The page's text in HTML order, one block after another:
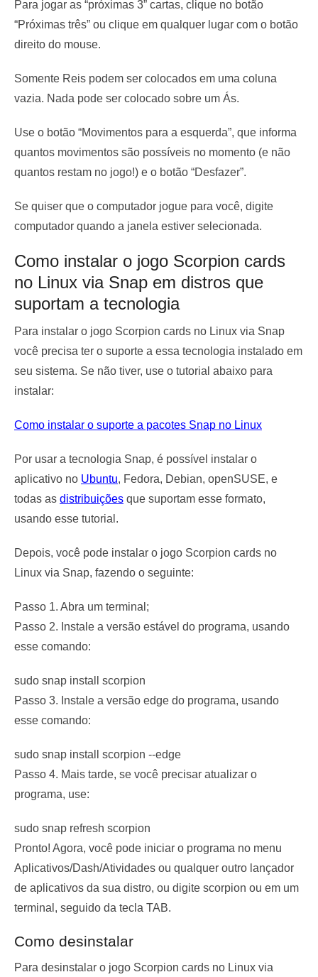
Para jogar as “próximas 3” cartas, clique no botão
“Próximas três” ou clique em qualquer lugar com o botão
direito do mouse.
Somente Reis podem ser colocados em uma coluna
vazia. Nada pode ser colocado sobre um Ás.
Use o botão “Movimentos para a esquerda”, que informa
quantos movimentos são possíveis no momento (e não
quantos restam no jogo!) e o botão “Desfazer”.
Se quiser que o computador jogue para você, digite
computador quando a janela estiver selecionada.
Como instalar o jogo Scorpion cards
no Linux via Snap em distros que
suportam a tecnologia
Para instalar o jogo Scorpion cards no Linux via Snap
você precisa ter o suporte a essa tecnologia instalado em
seu sistema. Se não tiver, use o tutorial abaixo para
instalar:
Como instalar o suporte a pacotes Snap no Linux
Por usar a tecnologia Snap, é possível instalar o
aplicativo no Ubuntu, Fedora, Debian, openSUSE, e
todas as distribuições que suportam esse formato,
usando esse tutorial.
Depois, você pode instalar o jogo Scorpion cards no
Linux via Snap, fazendo o seguinte:
Passo 1. Abra um terminal;
Passo 2. Instale a versão estável do programa, usando
esse comando:
sudo snap install scorpion
Passo 3. Instale a versão edge do programa, usando
esse comando:
sudo snap install scorpion --edge
Passo 4. Mais tarde, se você precisar atualizar o
programa, use:
sudo snap refresh scorpion
Pronto! Agora, você pode iniciar o programa no menu
Aplicativos/Dash/Atividades ou qualquer outro lançador
de aplicativos da sua distro, ou digite scorpion ou em um
terminal, seguido da tecla TAB.
Como desinstalar
Para desinstalar o jogo Scorpion cards no Linux via